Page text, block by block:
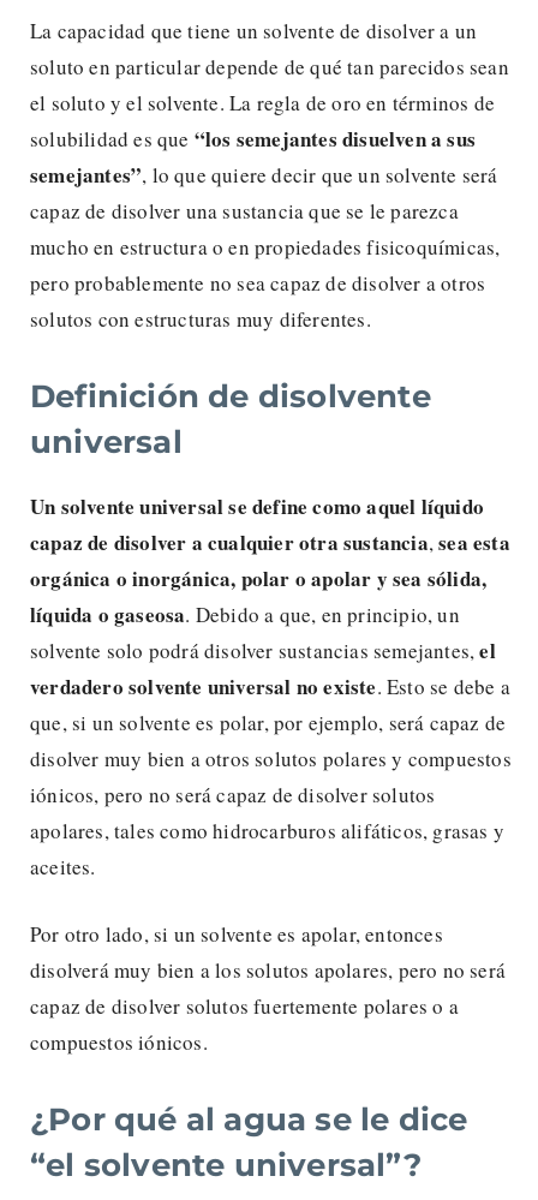
La capacidad que tiene un solvente de disolver a un
soluto en particular depende de qué tan parecidos sean
el soluto y el solvente. La regla de oro en términos de
solubilidad es que “los semejantes disuelven a sus
semejantes”, lo que quiere decir que un solvente será
capaz de disolver una sustancia que se le parezca
mucho en estructura o en propiedades fisicoquímicas,
pero probablemente no sea capaz de disolver a otros
solutos con estructuras muy diferentes.
Definición de disolvente
universal
Un solvente universal se define como aquel líquido
capaz de disolver a cualquier otra sustancia,sea esta
orgánica o inorgánica, polar o apolar y sea sólida,
líquida o gaseosa. Debido a que, en principio, un
solvente solo podrá disolver sustancias semejantes,el
verdadero solvente universal no existe. Esto se debe a
que, si un solvente es polar, por ejemplo, será capaz de
disolver muy bien a otros solutos polares y compuestos
iónicos, pero no será capaz de disolver solutos
apolares, tales como hidrocarburos alifáticos, grasas y
aceites.
Por otro lado, si un solvente es apolar, entonces
disolverá muy bien a los solutos apolares, pero no será
capaz de disolver solutos fuertemente polares o a
compuestos iónicos.
¿Por qué al agua se le dice
“el solvente universal”?